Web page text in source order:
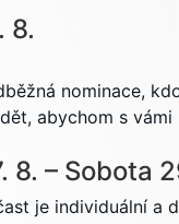
8.
nominace,
abychom s vámi
8. – Sobota
je individuální a